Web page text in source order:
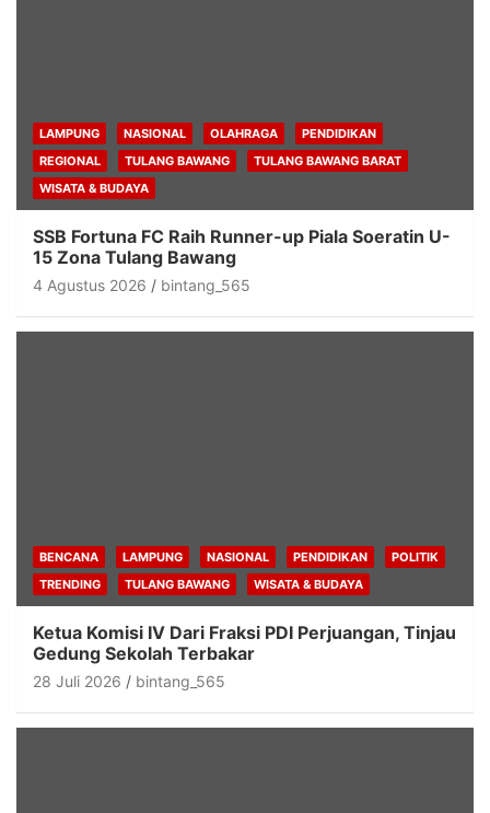
LAMPUNG NASIONAL OLAHRAGA
PENDIDIKAN
REGIONAL
TULANG BAWANG
TULANG BAWANG BARAT
WISATA & BUDAYA
SSB Fortuna FC Raih Runner-up Piala Soeratin U-
15 Zona Tulang Bawang
4 Agustus 2026 bintang_565
BENCANA LAMPUNG NASIONAL PENDIDIKAN
POLITIK
TRENDING
TULANG BAWANG WISATA & BUDAYA
Ketua Komisi IV Dari Fraksi PDI Perjuangan, Tinjau
Gedung Sekolah Terbakar
28 Juli 2026 bintang_565